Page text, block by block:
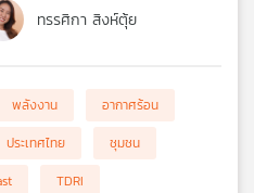
ทรรศิกา สิงห์ตุ้ย
พลังงาน
อากาศร้อน
ประเทศไทย
ชุมชน
TDRI